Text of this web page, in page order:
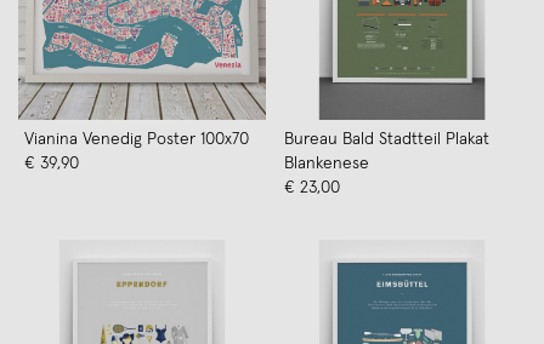
Vianina Venedig Poster 100x70
€ 39,90
Bureau Bald Stadtteil Plakat
Blankenese
€ 23,00